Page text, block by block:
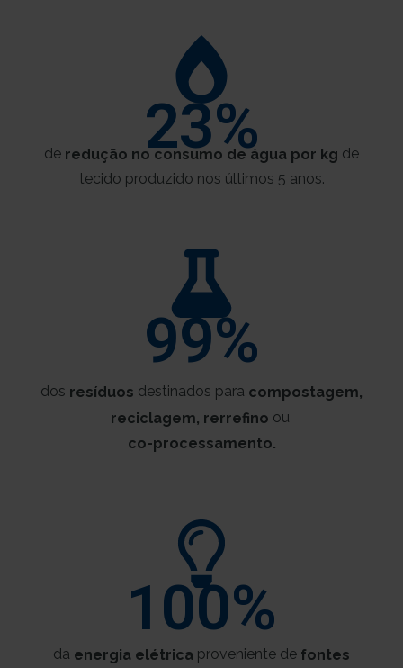
23%
de redução no consumo de água por kg de
tecido produzido nos últimos 5 anos.
99%
dos resíduos destinados para compostagem,
reciclagem, rerrefino ou
co-processamento.
100%
da energia elétrica proveniente de fontes